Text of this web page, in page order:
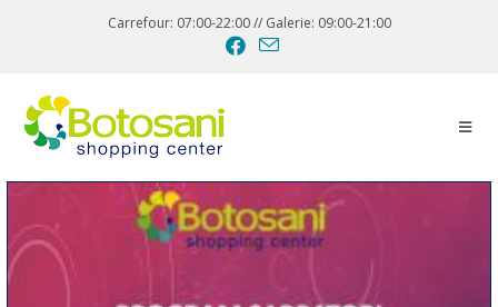
Carrefour: 07:00-22:00 // Galerie: 09:00-21:00